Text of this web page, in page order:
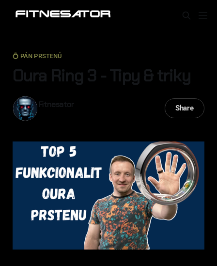
💍 PÁN PRSTENŮ
Oura Ring 3 - Tipy & triky
Fitnesator Share